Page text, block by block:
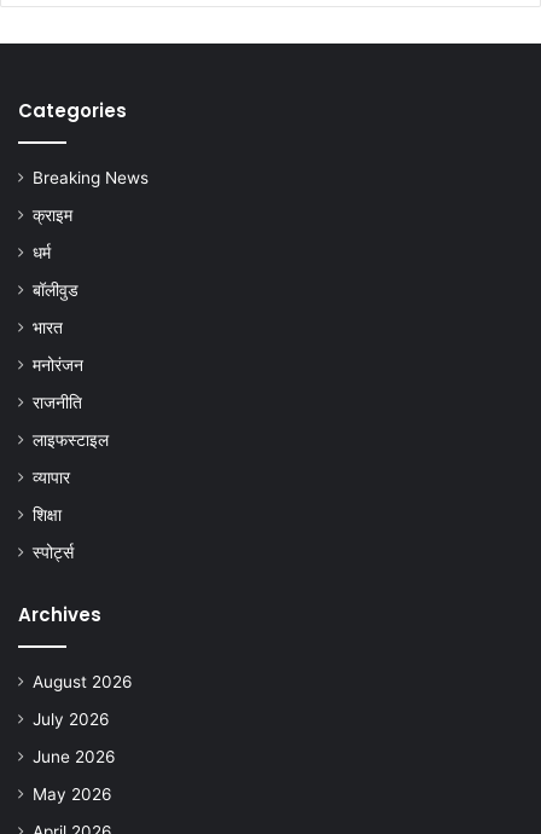
Categories
Breaking News
क्राइम
धर्म
बॉलीवुड
भारत
मनोरंजन
राजनीति
लाइफस्टाइल
व्यापार
शिक्षा
स्पोर्ट्स
Archives
August 2026
July 2026
June 2026
May 2026